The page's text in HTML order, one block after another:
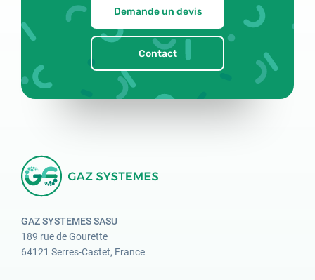
Demande un devis
Contact
GAZ SYSTEMES SASU
189 rue de Gourette
64121 Serres-Castet, France
Mot de passe oublié